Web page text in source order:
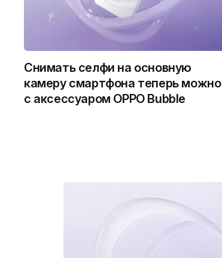
Снимать селфи на основную
камеру смартфона теперь можно
с аксессуаром OPPO Bubble